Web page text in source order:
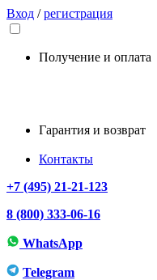
Вход /регистрация
Получение и оплата
Гарантия и возврат
Контакты
+7 (495) 21-21-123
8 (800) 333-06-16
WhatsApp
Telegram